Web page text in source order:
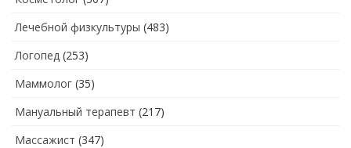
Лечебной физкультуры (483)
Логопед (253)
Маммолог (35)
Мануальный терапевт (217)
Массажист (347)